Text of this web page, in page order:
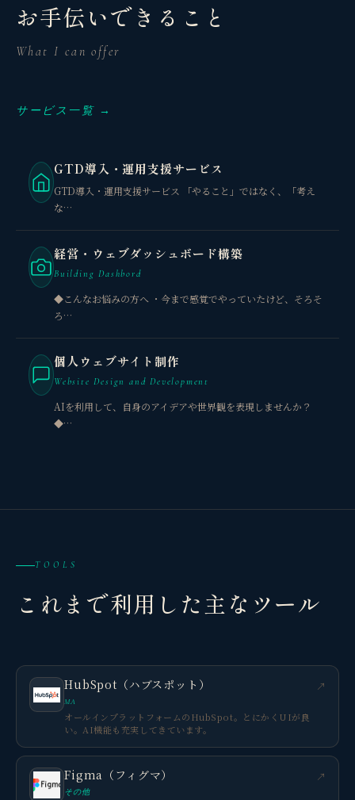
お手伝いできること
What I can offer
サービス一覧 →
GTD導入・運用支援サービス
GTD導入・運用支援サービス 「やること」ではなく、「考え
な…
経営・ウェブダッシュボード構築
Building Dashbord
◆こんなお悩みの方へ ・今まで感覚でやっていたけど、そろそ
ろ…
個人ウェブサイト制作
Website Design and Development
AIを利用して、自身のアイデアや世界観を表現しませんか？
◆…
TOOLS
これまで利用した主なツール
HubSpot（ハブスポット）
MA
オールインプラットフォームのHubSpot。とにかくUIが良
い。AI機能も充実してきています。
↗
Figma（フィグマ）
その他
↗